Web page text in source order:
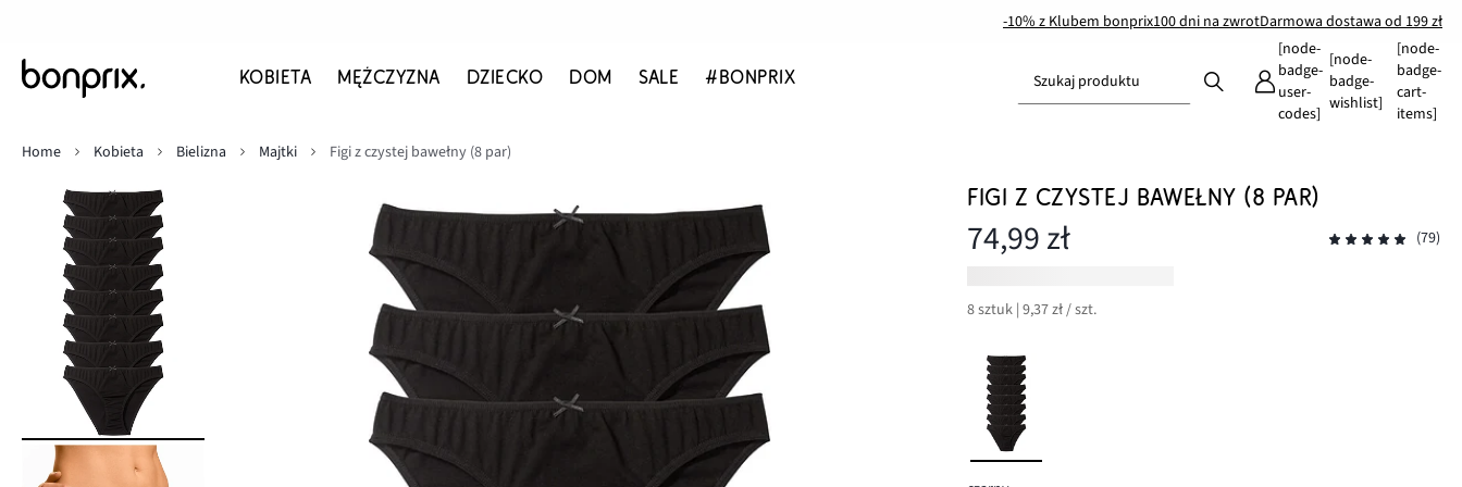
-10% z Klubem bonprix100 dni na zwrotDarmowa dostawa od 199 zł
KOBIETA MĘŻCZYZNA DZIECKO DOM SALE #BONPRIX Szukaj produktu
[node-
badge-
user-
codes]
[node-
badge-
wishlist]
[node-
badge-
cart-
items]
Home
Kobieta Bielizna Majtki Figi z czystej bawełny (8 par)
FIGI Z CZYSTEJ BAWEŁNY (8 PAR)
74,99 zł (79)
8 sztuk | 9,37 zł / szt.